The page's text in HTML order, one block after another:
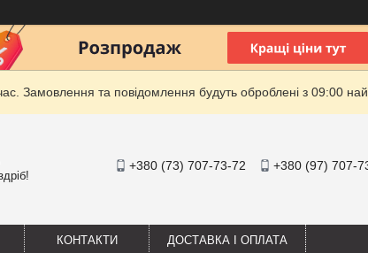
Замовлення та повідомлення будуть оброблені з 09:00
+380 (73) 707-73-72 +380 (97) 707-
КОНТАКТИ ДОСТАВКА І ОПЛАТА